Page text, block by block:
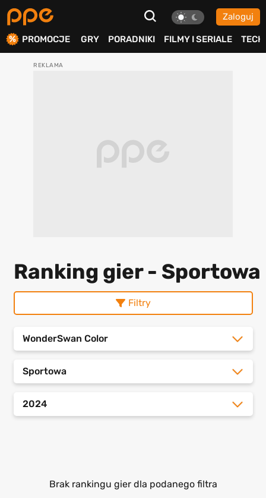
Zaloguj
PROMOCJE GRY PORADNIKI FILMY I SERIALE TECH
Ranking gier - Sportowa
Filtry
WonderSwan Color
Sportowa
2024
Brak rankingu gier dla podanego filtra